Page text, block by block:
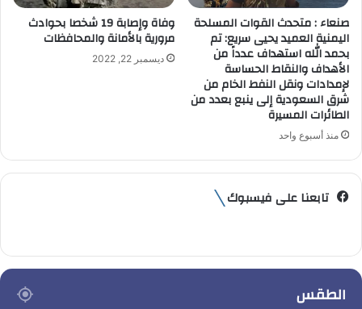
صنعاء : متحدث القوات المسلحة
اليمنية العميد يحيى سريع: تم
بحمد الله استهداف عدداً من
الأهداف والنقاط الحساسة
لإمدادات ونقل النفط الخام من
شرق السعودية إلى ينبع بعدد من
الطائرات المسيرة
منذ أسبوع واحد
وفاة وإصابة 19 شخصا بحوادث
مرورية بالأمانة والمحافظات
ديسمبر 22, 2022
تابعنا على فيسبوك
الطقس